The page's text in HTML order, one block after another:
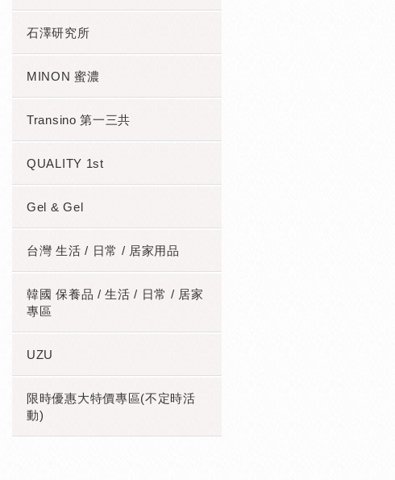
石澤研究所
MINON 蜜濃
Transino 第一三共
QUALITY 1st
Gel & Gel
台灣 生活 / 日常 / 居家用品
韓國 保養品 / 生活 / 日常 / 居家
專區
UZU
限時優惠大特價專區(不定時活
動)